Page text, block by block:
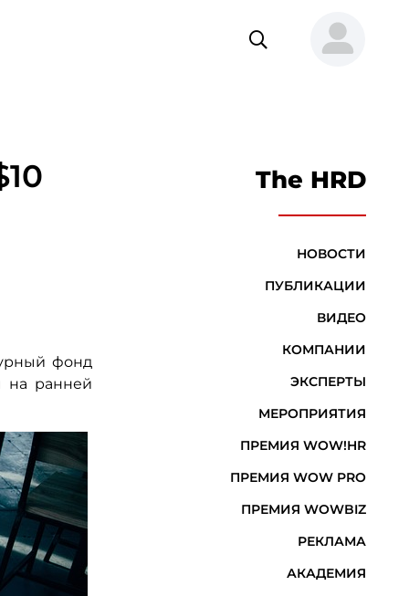
фонд
на ранней
The HRD
НОВОСТИ
ПУБЛИКАЦИИ
ВИДЕО
КОМПАНИИ
ЭКСПЕРТЫ
МЕРОПРИЯТИЯ
ПРЕМИЯ WOW!HR
ПРЕМИЯ WOW PRO
ПРЕМИЯ WOWBIZ
РЕКЛАМА
АКАДЕМИЯ